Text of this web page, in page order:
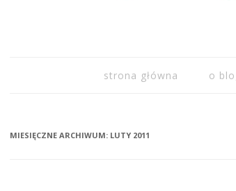
strona główna
o
MIESIĘCZNE ARCHIWUM: LUTY 2011